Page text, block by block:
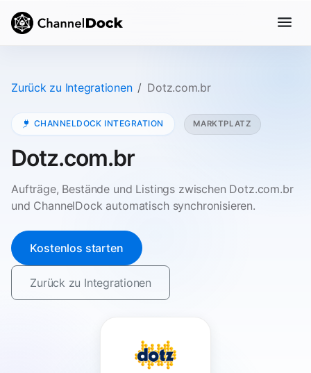
Zurück zu Integrationen Dotz.com.br
CHANNELDOCK INTEGRATION MARKTPLATZ
Dotz.com.br
Aufträge, Bestände und Listings zwischen Dotz.com.br
und ChannelDock automatisch synchronisieren.
Kostenlos starten
Zurück zu Integrationen